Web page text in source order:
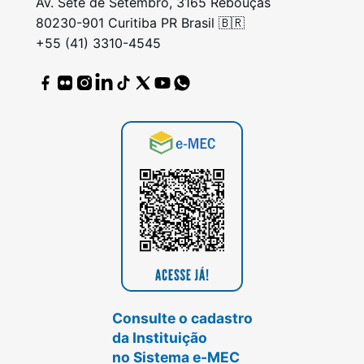
80230-901 Curitiba PR Brasil 🇧🇷
+55 (41) 3310-4545
Consulte o cadastro
da Instituição
no Sistema e-MEC